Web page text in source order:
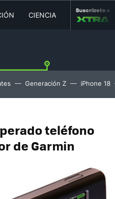
CIENCIA MOVILIDAD
Suscríbete a
Generación Z iPhone 18
teléfono
de Garmin